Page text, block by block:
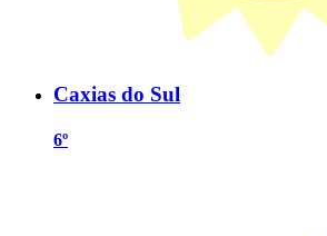
Caxias do Sul
6º